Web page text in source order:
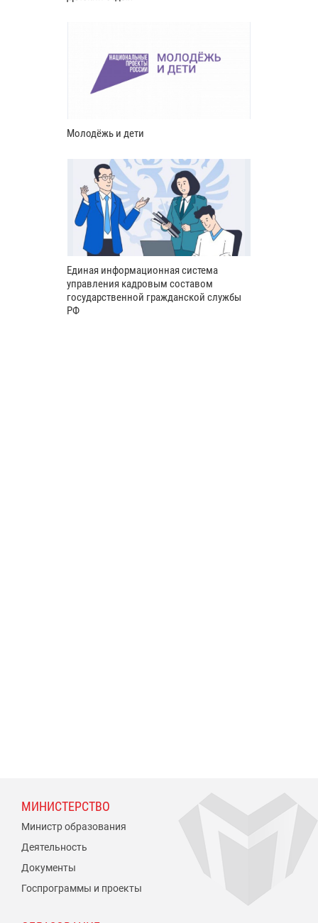
Молодёжь и дети
Единая информационная система
управления кадровым составом
государственной гражданской службы
РФ
МИНИСТЕРСТВО
Министр образования
Деятельность
Документы
Госпрограммы и проекты